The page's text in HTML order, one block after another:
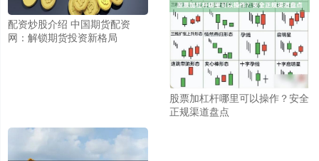
配资炒股介绍 中国期货配资
网：解锁期货投资新格局
股票加杠杆哪里可以操作？安全
正规渠道盘点